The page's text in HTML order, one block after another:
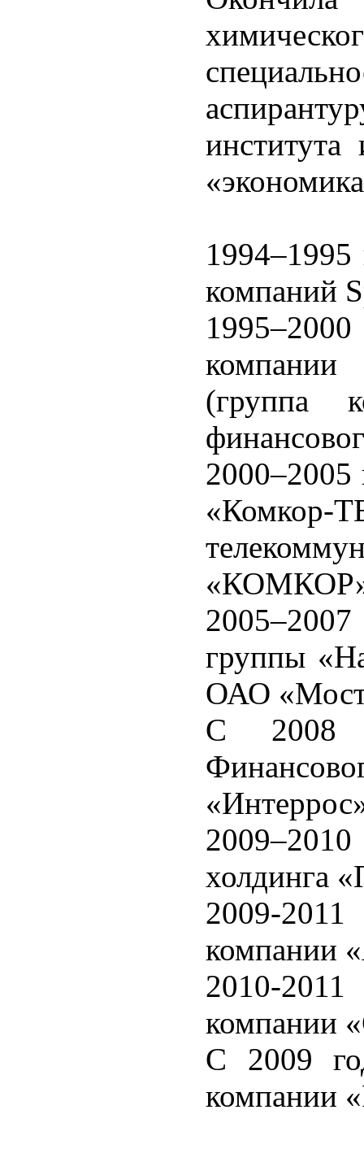
1994–1995
компаний
компании
(группа
группы
ОАО
С 2008
холдинга
2009-
компании
2010-
компании
С 2009
компании